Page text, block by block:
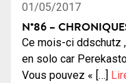
01/05/2017
N°86 –
Ce mois-ci ddschutz
en solo car
Vous pouvez « […]